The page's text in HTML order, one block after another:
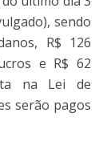
sendo
R$ 126
e R$ 62
na Lei de
serão pagos